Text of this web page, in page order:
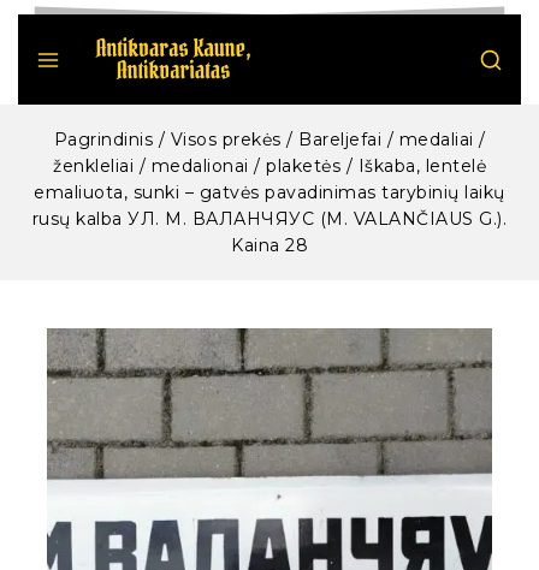
Pagrindinis / Visos prekės / Bareljefai / medaliai /
ženkleliai / medalionai / plaketės / Iškaba, lentelė
emaliuota, sunki – gatvės pavadinimas tarybinių laikų
rusų kalba УЛ. М. ВАЛАНЧЯУС (M. VALANČIAUS G.).
Kaina 28